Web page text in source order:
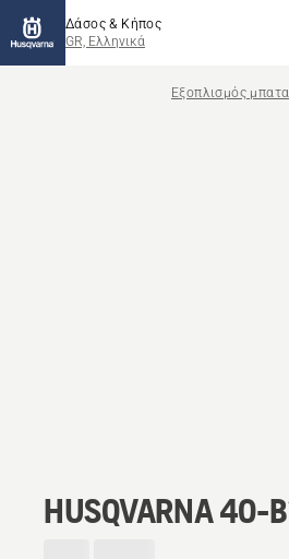
Δάσος & Κήπος
GR, Ελληνικά
Εξοπλισμός
HUSQVARNA 40-